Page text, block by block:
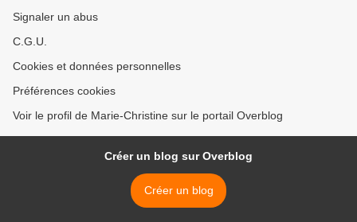
Signaler un abus
C.G.U.
Cookies et données personnelles
Préférences cookies
Voir le profil de Marie-Christine sur le portail Overblog
Créer un blog sur Overblog
Créer un blog